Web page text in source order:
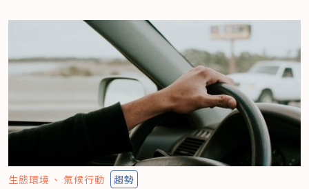
生態環境 氣候行動 趨勢